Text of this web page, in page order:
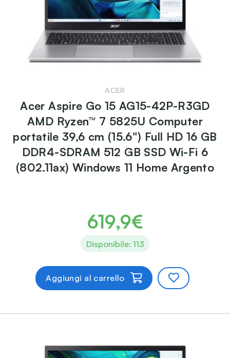
ACER
Acer Aspire Go 15 AG15-42P-R3GD
AMD Ryzen™ 7 5825U Computer
portatile 39,6 cm (15.6") Full HD 16 GB
DDR4-SDRAM 512 GB SSD Wi-Fi 6
(802.11ax) Windows 11 Home Argento
619,9€
Disponibile: 113
Aggiungi al carrello